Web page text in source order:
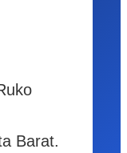
Barat.